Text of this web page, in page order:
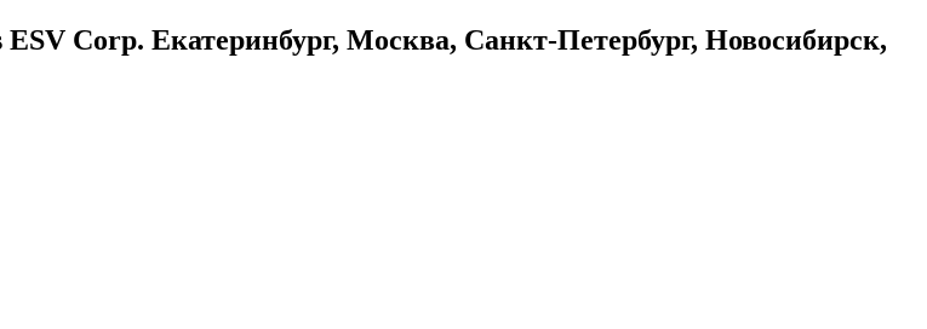
Corp. Екатеринбург, Москва, Санкт-Петербург, Новосибирск,